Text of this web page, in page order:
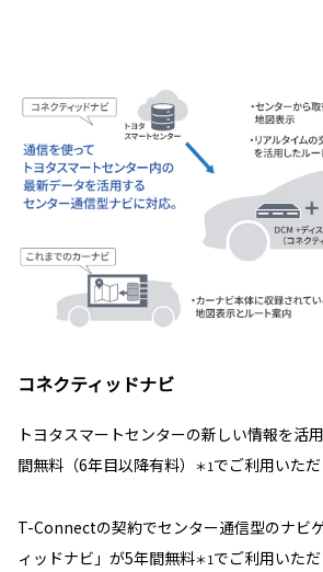
コネクティッドナビ
トヨタスマートセンターの新しい情報を活
間無料（6年目以降有料）
＊1でご利用いただ
T-Connectの契約でセンター通信型のナビ
ィッドナビ」が5年間無料＊1でご利用いた